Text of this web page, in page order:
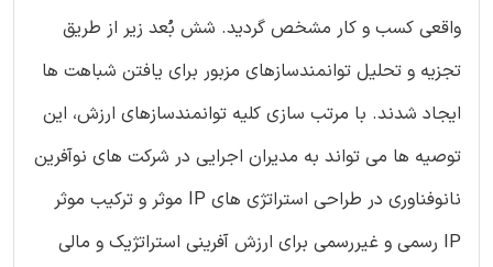
واقعی کسب و کار مشخص گردید. شش بُعد زیر از طریق
تجزیه و تحلیل توانمندسازهای مزبور برای یافتن شباهت ها
ایجاد شدند. با مرتب سازی کلیه توانمندسازهای ارزش، این
توصیه ها می تواند به مدیران اجرایی در شرکت های نوآفرین
نانوفناوری در طراحی استراتژی های IP موثر و ترکیب موثر
IP رسمی و غیررسمی برای ارزش آفرینی استراتژیک و مالی